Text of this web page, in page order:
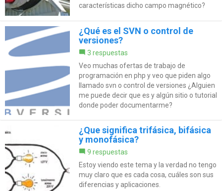
características dicho campo magnético?
¿Qué es el SVN o control de
versiones?
3 respuestas
Veo muchas ofertas de trabajo de
programación en php y veo que piden algo
llamado svn o control de versiones ¿Alguien
me puede decir que es y algún sitio o tutorial
donde poder documentarme?
¿Que significa trifásica, bifásica
y monofásica?
9 respuestas
Estoy viendo este tema y la verdad no tengo
muy claro que es cada cosa, cuáles son sus
diferencias y aplicaciones.